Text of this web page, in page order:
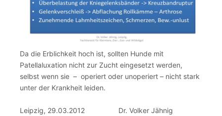
Da die Erblichkeit hoch ist, sollten Hunde mit
Patellaluxation nicht zur Zucht eingesetzt werden,
selbst wenn sie – operiert oder unoperiert – nicht stark
unter der Krankheit leiden.
Leipzig, 29.03.2012 Dr. Volker Jähnig